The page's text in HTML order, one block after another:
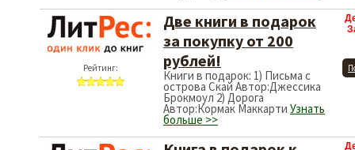
Рейтинг:
Две книги в подарок
за покупку от 200
рублей!
Книги в подарок: 1) Письма с
острова Скай Автор:Джессика
Брокмоул 2) Дорога
Автор:Кормак Маккарти Узнать
больше >>